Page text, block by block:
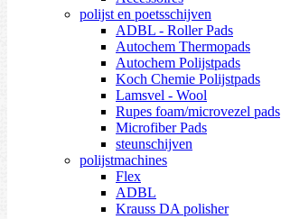
polijst en poetsschijven
ADBL - Roller Pads
Autochem Thermopads
Autochem Polijstpads
Koch Chemie Polijstpads
Lamsvel - Wool
Rupes foam/microvezel pads
Microfiber Pads
steunschijven
polijstmachines
Flex
ADBL
Krauss DA polisher